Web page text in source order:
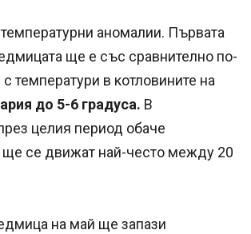
аномалии. Първата
ще е със сравнително по-
температури в котловините на
до 5-6 градуса. В
целия период обаче
ще се движат най-често между 20
на май ще запази